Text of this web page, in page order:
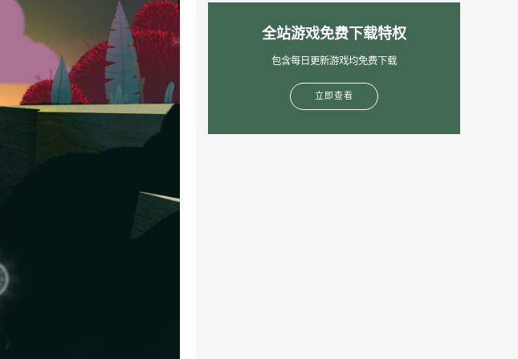
全站游戏免费下载特权
包含每日更新游戏均免费下载
立即查看